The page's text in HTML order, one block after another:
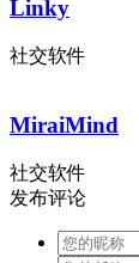
Linky
社交软件
MiraiMind
社交软件
发布评论